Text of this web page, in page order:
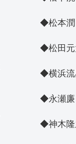
◆松本潤
◆松田元
◆横浜流
◆永瀬廉
◆神木隆